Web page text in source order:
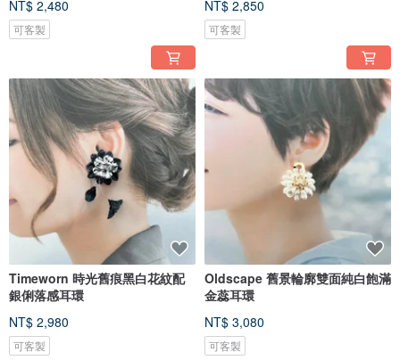
NT$ 2,480
可客製
NT$ 2,850
可客製
Timeworn 時光舊痕黑白花紋配
銀俐落感耳環
NT$ 2,980
可客製
Oldscape 舊景輪廓雙面純白飽滿
金蕊耳環
NT$ 3,080
可客製